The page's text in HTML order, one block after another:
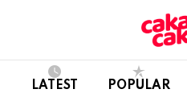
LATEST POPULAR